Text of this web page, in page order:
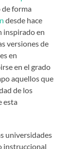
de forma
desde hace
inspirado en
versiones de
en
en el grado
aquellos que
de los
esta
universidades
instruccional